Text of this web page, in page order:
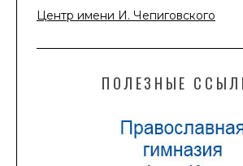
Центр имени И. Чепиговского
ПОЛЕЗНЫЕ